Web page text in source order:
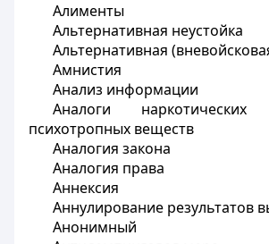
Алименты
Альтернативная неустойка
Альтернативная
Амнистия
Анализ информации
Аналоги
психотропных веществ
Аналогия закона
Аналогия права
Аннексия
Аннулирование результатов
Анонимный